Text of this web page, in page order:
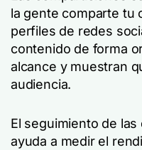
la gente comparte tu
perfiles de redes
contenido de forma
alcance y muestran
audiencia.
El seguimiento de
ayuda a medir el